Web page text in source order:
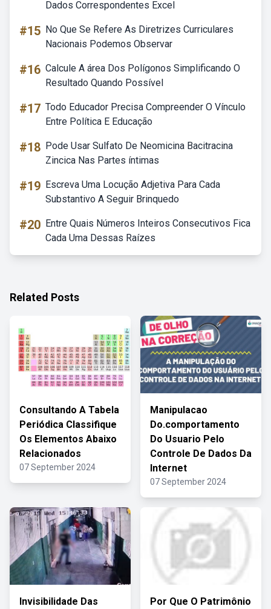
Dados Correspondentes Excel
#15 No Que Se Refere As Diretrizes Curriculares
Nacionais Podemos Observar
#16 Calcule A área Dos Polígonos Simplificando O
Resultado Quando Possível
#17 Todo Educador Precisa Compreender O Vínculo
Entre Política E Educação
#18 Pode Usar Sulfato De Neomicina Bacitracina
Zincica Nas Partes íntimas
#19 Escreva Uma Locução Adjetiva Para Cada
Substantivo A Seguir Brinquedo
#20 Entre Quais Números Inteiros Consecutivos Fica
Cada Uma Dessas Raízes
Related Posts
Consultando A Tabela
Periódica Classifique
Os Elementos Abaixo
Relacionados
07 September 2024
Manipulacao
Do.comportamento
Do Usuario Pelo
Controle De Dados Da
Internet
07 September 2024
Invisibilidade Das Por Que O Patrimônio